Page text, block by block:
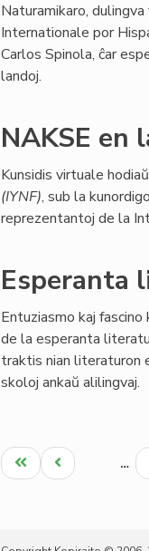
Naturamikaro,
Internationale por
Carlos Spinola, ĉar
landoj.
NAKSE en
Kunsidis virtuale
(IYNF), sub la
reprezentantoj de la
Esperanta
Entuziasmo kaj
de la esperanta
traktis nian literaturon
skoloj ankaŭ alilingvaj.
Pagination
Unua
paĝo
Antaŭa
paĝo
…